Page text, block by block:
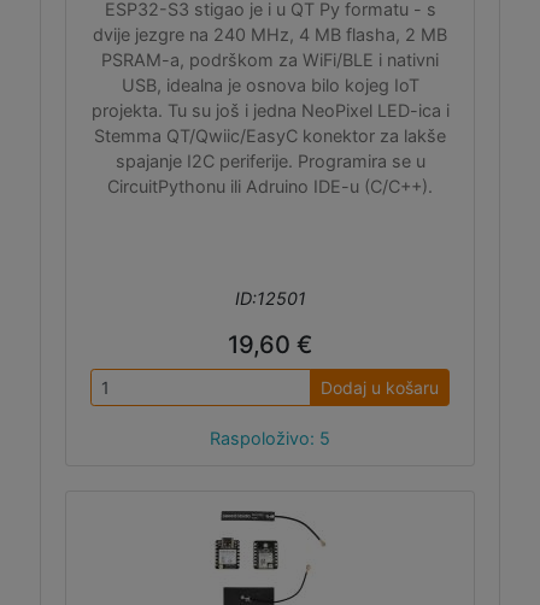
ESP32-S3 stigao je i u QT Py formatu - s
dvije jezgre na 240 MHz, 4 MB flasha, 2 MB
PSRAM-a, podrškom za WiFi/BLE i nativni
USB, idealna je osnova bilo kojeg IoT
projekta. Tu su još i jedna NeoPixel LED-ica i
Stemma QT/Qwiic/EasyC konektor za lakše
spajanje I2C periferije. Programira se u
CircuitPythonu ili Adruino IDE-u (C/C++).
ID:12501
19,60 €
Dodaj u košaru
Raspoloživo: 5